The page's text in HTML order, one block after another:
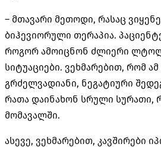
– მთავარი მეთოდი, რასაც
ბიჰევიორული თერაპია.
როგორ ამოიცნონ ძლიერი
სიტუაციები. ვეხმარებით, რომ
გრძელვადიანი, ნეგატიური
რათა დაინახონ სრული სურათი,
მომავალში.
ასევე, ვეხმარებით, კავშირები